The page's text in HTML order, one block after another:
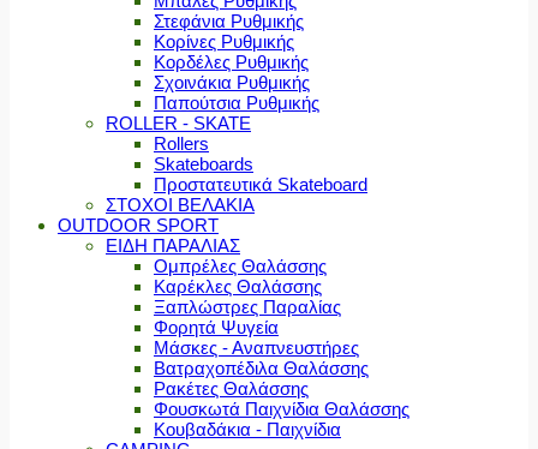
Στεφάνια Ρυθμικής
Κορίνες Ρυθμικής
Κορδέλες Ρυθμικής
Σχοινάκια Ρυθμικής
Παπούτσια Ρυθμικής
ROLLER - SKATE
Rollers
Skateboards
Προστατευτικά Skateboard
ΣΤΟΧΟΙ ΒΕΛΑΚΙΑ
OUTDOOR SPORT
ΕΙΔΗ ΠΑΡΑΛΙΑΣ
Ομπρέλες Θαλάσσης
Καρέκλες Θαλάσσης
Ξαπλώστρες Παραλίας
Φορητά Ψυγεία
Μάσκες - Αναπνευστήρες
Βατραχοπέδιλα Θαλάσσης
Ρακέτες Θαλάσσης
Φουσκωτά Παιχνίδια Θαλάσσης
Κουβαδάκια - Παιχνίδια